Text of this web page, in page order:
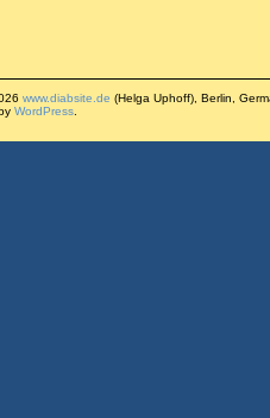
www.diabsite.de (Helga Uphoff), Berlin,
WordPress.